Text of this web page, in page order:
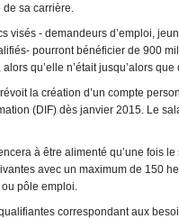
de sa carrière.
visés - demandeurs d’emploi,
pourront bénéficier de 900
alors qu’elle n’était jusqu’alors
la création d’un compte
(DIF) dès janvier 2015. Le
à être alimenté qu’une fois
avec un maximum de 150
pôle emploi.
correspondant aux